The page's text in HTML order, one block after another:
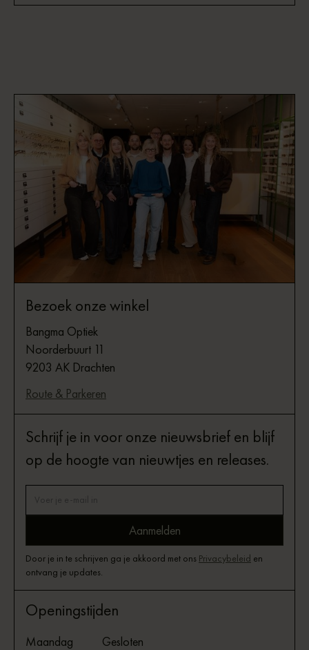
Bezoek onze winkel
Bangma Optiek
Noorderbuurt 11
9203 AK Drachten
Route & Parkeren
Schrijf je in voor onze nieuwsbrief en blijf
op de hoogte van nieuwtjes en releases.
Door je in te schrijven ga je akkoord met ons Privacybeleid en
ontvang je updates.
Openingstijden
Maandag
Gesloten